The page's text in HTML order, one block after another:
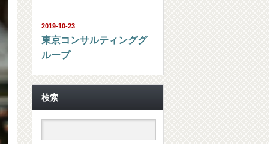
2019-10-23
東京コンサルティンググ
ループ
検索